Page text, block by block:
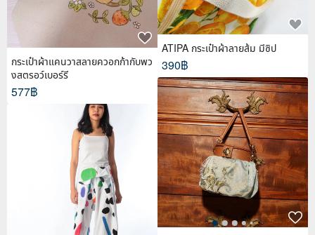
กระเป๋าผ้าแคนวาสลายควอกก้ากับพว
งสตรอว์เบอร์รี
577฿
ATIPA กระเป๋าผ้าลายส้ม มีซิป
390฿